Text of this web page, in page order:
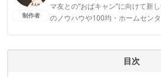
制作者
マ友との“おばキャン”に向けて新
のノウハウや100均・ホームセン
fujii mioのプロフィール目次